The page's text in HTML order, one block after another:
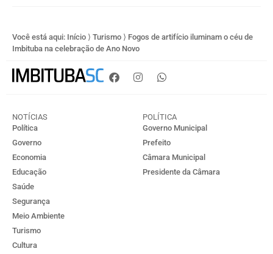
Você está aqui: Início ⟩ Turismo ⟩ Fogos de artifício iluminam o céu de
Imbituba na celebração de Ano Novo
NOTÍCIAS
Política
Governo
Economia
Educação
Saúde
Segurança
Meio Ambiente
Turismo
Cultura
POLÍTICA
Governo Municipal
Prefeito
Câmara Municipal
Presidente da Câmara